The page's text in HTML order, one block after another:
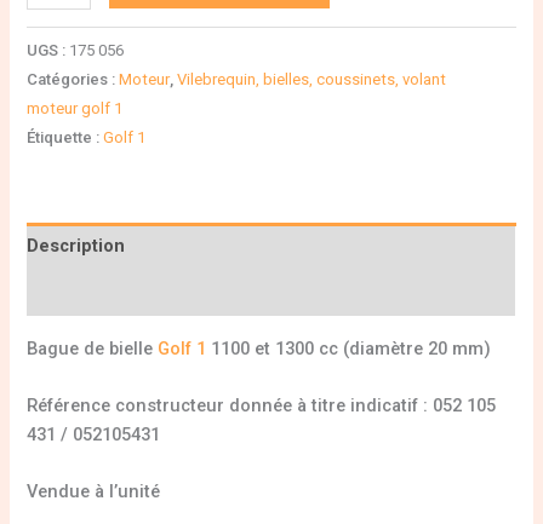
UGS : 175 056
Catégories :Moteur,Vilebrequin, bielles, coussinets, volant
moteur golf 1
Étiquette :Golf 1
Description
Bague de bielle Golf 1 1100 et 1300 cc (diamètre 20 mm)
Référence constructeur donnée à titre indicatif : 052 105
431 / 052105431
Vendue à l’unité